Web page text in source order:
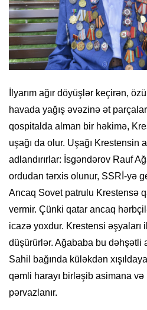
İlyarım ağır döyüşlər keçirən,
havada yağış əvəzinə ət
qospitalda alman bir həkimə,
uşağı da olur. Uşağı Krestensin
adlandırırlar: İsgəndərov Rauf
ordudan tərxis olunur, SSRİ-yə
Ancaq Sovet patrulu Krestensə
vermir. Çünki qatar ancaq
icazə yoxdur. Krestensi əşyaları
düşürürlər. Ağababa bu dəhşətli
Sahil bağında küləkdən
qəmli harayı birləşib asimana
pərvazlanır.